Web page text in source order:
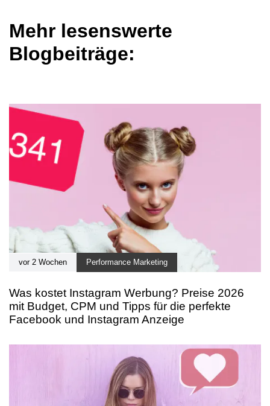
Mehr lesenswerte
Blogbeiträge:
vor 2 Wochen Performance Marketing
Was kostet Instagram Werbung? Preise 2026
mit Budget, CPM und Tipps für die perfekte
Facebook und Instagram Anzeige